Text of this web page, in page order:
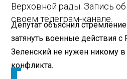
Верховной рады. Запись
своем телеграм-канале.
Депутат объяснил
затянуть военные действия
Зеленский не нужен никому
конфликта.